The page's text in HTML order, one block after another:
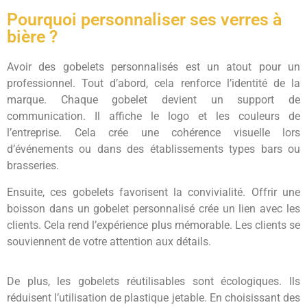
Pourquoi personnaliser ses verres à
bière ?
Avoir des gobelets personnalisés est un atout pour un
professionnel. Tout d’abord, cela renforce l’identité de la
marque. Chaque gobelet devient un support de
communication. Il affiche le logo et les couleurs de
l’entreprise. Cela crée une cohérence visuelle lors
d’événements ou dans des établissements types bars ou
brasseries.
Ensuite, ces gobelets favorisent la convivialité. Offrir une
boisson dans un gobelet personnalisé crée un lien avec les
clients. Cela rend l’expérience plus mémorable. Les clients se
souviennent de votre attention aux détails.
De plus, les gobelets réutilisables sont écologiques. Ils
réduisent l’utilisation de plastique jetable. En choisissant des